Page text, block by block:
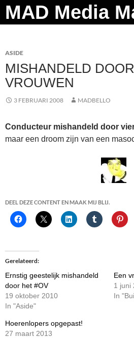
Ga
naar
Zoeken
ASIDE
MISHANDELD
VROUWEN
3 FEBRUARI 2008 MADBELLO
Conducteur mishandeld door
maar een droom zijn van een
DEEL DEZE CONTENT EN MAAK MIJ BLIJ.
Gerelateerd
Ernstig geestelijk mishandeld
door het #OV
19 oktober 2010
In "Aside"
Een
1 juni
In
Hoerenlopers opgepast!
27 maart 2013